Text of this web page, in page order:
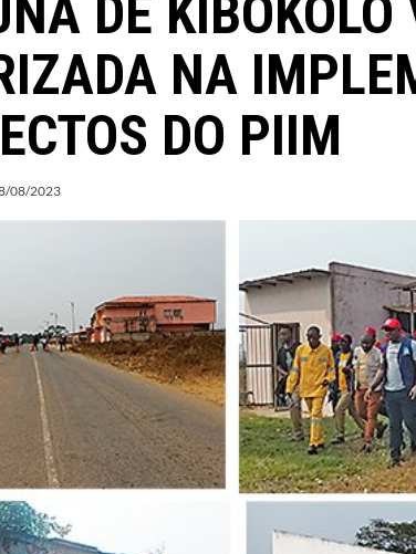
DE KIBOKOLO
NA
DO PIIM
08/2023